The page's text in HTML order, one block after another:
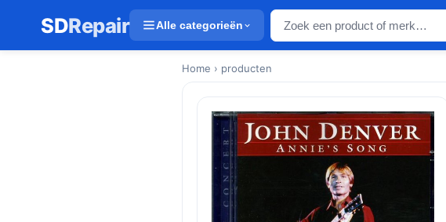
SDRepair Alle categorieën
Home › producten